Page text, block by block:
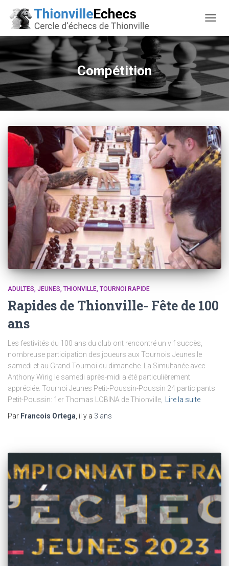
Compétition
ADULTES JEUNES THIONVILLE TOURNOI RAPIDE
Rapides de Thionville- Fête de 100
ans
Les festivités du 100 ans du club ont rencontré un vif succès,
nombreuse participation des joueurs aux Tournois Jeunes le
samedi et au Grand Tournoi du dimanche. La Simultanée avec
Anthony Wirig le samedi après-midi a été particulièrement
appréciée. Tournoi Jeunes Petit-Poussin-Poussin 24 participants
Petit-Poussin: 1er Thomas LOBINA de Thionville,
Lire la suite
Par Francois Ortega , il y a 3 ans